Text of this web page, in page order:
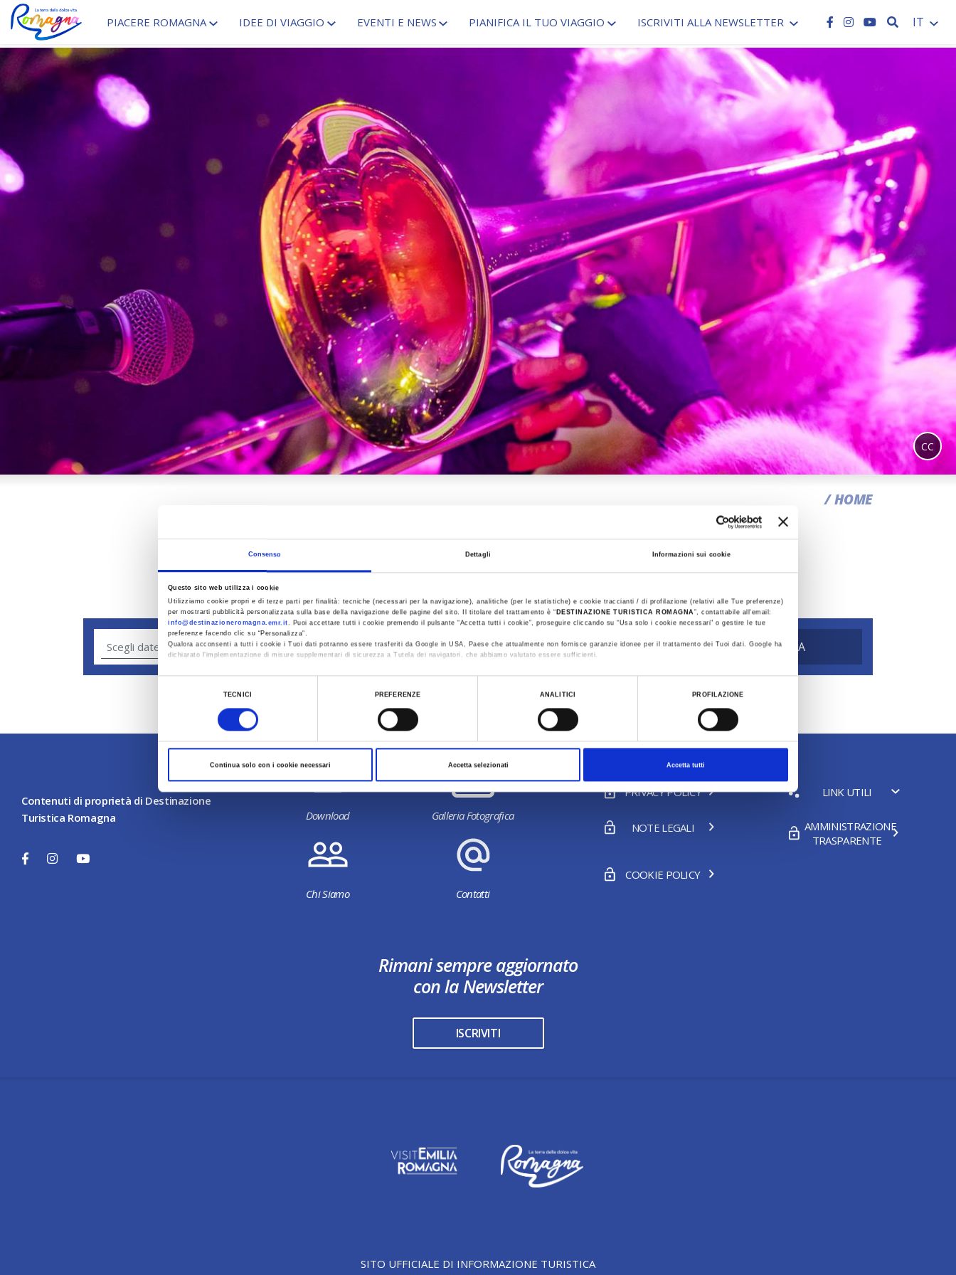
Consenso Dettagli Informazioni sui cookie
Questo sito web utilizza i cookie
Utilizziamo cookie propri e di terze parti per finalità: tecniche (necessari per la navigazione), analitiche (per le statistiche) e cookie traccianti / di profilazione (relativi alle Tue preferenze)
per mostrarti pubblicità personalizzata sulla base della navigazione delle pagine del sito. Il titolare del trattamento è “ DESTINAZIONE TURISTICA ROMAGNA ”, contattabile all'email:
info@destinazioneromagna.emr.it. Puoi accettare tutti i cookie premendo il pulsante “Accetta tutti i cookie”, proseguire cliccando su “Usa solo i cookie necessari" o gestire le tue
preferenze facendo clic su “Personalizza”.
Qualora acconsenti a tutti i cookie i Tuoi dati potranno essere trasferiti da Google in USA, Paese che attualmente non fornisce garanzie idonee per il trattamento dei Tuoi dati. Google ha
dichiarato l’implementazione di misure supplementari di sicurezza a Tutela dei navigatori, che abbiamo valutato essere sufficienti.
Al fine di revocare il consenso prestato e visualizzare le informazioni complete sul trattamento dati clicca qui:Cookie Policy
TECNICI PREFERENZE ANALITICI PROFILAZIONE
Continua solo con i cookie necessari Accetta selezionati Accetta tutti
PIACERE ROMAGNA IDEE DI VIAGGIO EVENTI E NEWS PIANIFICA IL TUO VIAGGIO ISCRIVITI ALLA NEWSLETTER CERCA
IT
CC
HOME
Concerti
Concerti Seleziona provincia Seleziona comune CERCA
Non è stato trovato nessun risultato.
Ultimo aggiornamento 20/11/2024
Contenuti di proprietà di Destinazione
Turistica Romagna
Download Galleria Fotografica
Chi Siamo Contatti
PRIVACY POLICY LINK UTILI
NOTE LEGALI
AMMINISTRAZIONE
TRASPARENTE
COOKIE POLICY
Rimani sempre aggiornato
con la Newsletter
ISCRIVITI
SITO UFFICIALE DI INFORMAZIONE TURISTICA